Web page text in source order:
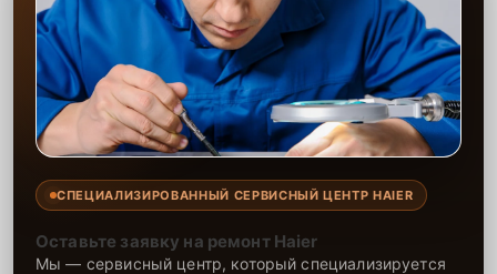
СПЕЦИАЛИЗИРОВАННЫЙ СЕРВИСНЫЙ ЦЕНТР HAIER
Оставьте заявку на ремонт Haier
Мы — сервисный центр, который специализируется